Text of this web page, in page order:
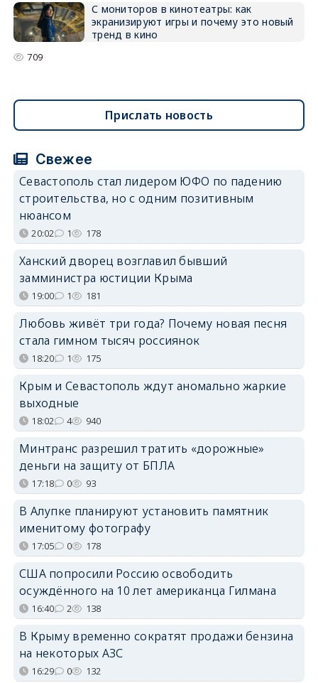
С мониторов в кинотеатры: как
экранизируют игры и почему это новый
тренд в кино
709
Прислать новость
Свежее
Севастополь стал лидером ЮФО по падению
строительства, но с одним позитивным
нюансом
20:02 1 178
Ханский дворец возглавил бывший
замминистра юстиции Крыма
19:00 1 181
Любовь живёт три года? Почему новая песня
стала гимном тысяч россиянок
18:20 1 175
Крым и Севастополь ждут аномально жаркие
выходные
18:02 4 940
Минтранс разрешил тратить «дорожные»
деньги на защиту от БПЛА
17:18 0 93
В Алупке планируют установить памятник
именитому фотографу
17:05 0 178
США попросили Россию освободить
осуждённого на 10 лет американца Гилмана
16:40 2 138
В Крыму временно сократят продажи бензина
на некоторых АЗС
16:29 0 132